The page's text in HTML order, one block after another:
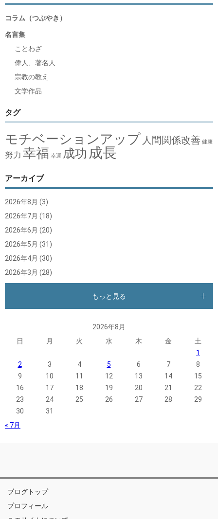
コラム（つぶやき）
名言集
ことわざ
偉人、著名人
宗教の教え
文学作品
タグ
モチベーションアップ 人間関係改善 健康
努力 幸福 幸運 成功 成長
アーカイブ
2026年8月 (3)
2026年7月 (18)
2026年6月 (20)
2026年5月 (31)
2026年4月 (30)
2026年3月 (28)
もっと見る
2026年8月
日
月 火 水 木 金
土
1
2
3 4 5 6 7
8
9
10 11 12 13 14
15
16
17 18 19 20 21
22
23
24 25 26 27 28
29
30
31
« 7月
ブログトップ
プロフィール